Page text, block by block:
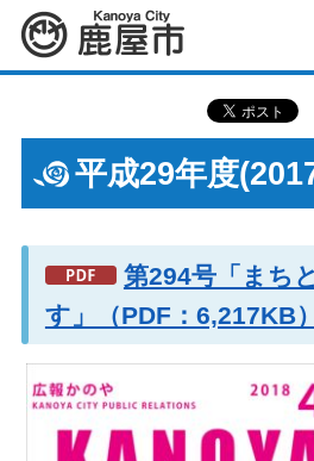
鹿屋市
平成29年度
第294号「まち
す」（PDF：6,217KB）